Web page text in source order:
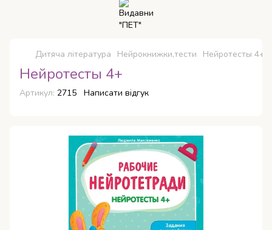
Дитяча література Нейрокнижки,тести Нейротесты 4+
Нейротесты 4+
Артикул: 2715 Написати відгук